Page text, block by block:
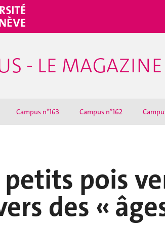
- LE
Campus n°163 Campus n°162
petits pois
des «